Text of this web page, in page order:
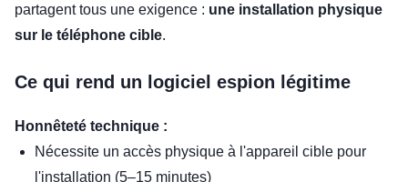
partagent tous une exigence : une installation physique
sur le téléphone cible.
Ce qui rend un logiciel espion légitime
Honnêteté technique :
Nécessite un accès physique à l'appareil cible pour
l'installation (5–15 minutes)